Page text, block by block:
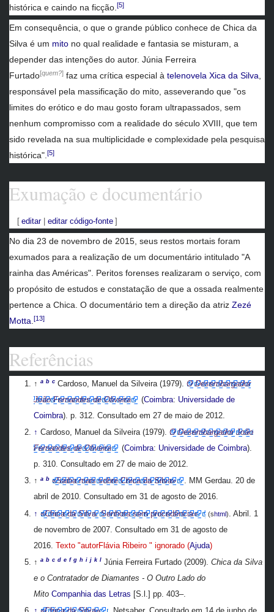
histórica e caindo na ficção. [5]
Em consequência, o que o grande público conhece de Chica da
Silva é um mitono qual realidade e fantasia se misturam, a
depender das intenções do autor. Júnia Ferreira
Furtado[quem?]faz uma crítica especial à telenovela Xica da Silva
responsável pela massificação do mito, asseverando que "os
limites do erótico e do mau gosto foram ultrapassados, sem
nenhum compromisso com a realidade do século XVIII, que tem
sido revelada na sua multiplicidade e complexidade pela pesquisa
histórica". [5]
Exumação e documentário
[ editar|editar código-fonte ]
No dia 23 de novembro de 2015, seus restos mortais foram
exumados para a realização de um documentário intitulado "A
rainha das Américas". Peritos forenses realizaram o serviço, com
o propósito de estudos e constatação de que a ossada realmente
pertence a Chica. O documentário tem a direção da atriz Zezé
Motta.[13]
Referências
↑a b c Cardoso, Manuel da Silveira (1979).O Desembargador
João Fernandes de Oliveira
(Coimbra: Universidade de
Coimbra). p. 312. Consultado em 27 de maio de 2012.
↑ Cardoso, Manuel da Silveira (1979).O Desembargador João
Fernandes de Oliveira
(Coimbra: Universidade de Coimbra).
p. 310. Consultado em 27 de maio de 2012.
↑a b «Saiba mais sobre Chica da Silva»
. MM Gerdau. 20 de
abril de 2010. Consultado em 31 de agosto de 2016.
↑ «Chica da Silva: Senhora sem procedência» (shtml)
. Abril. 1
de novembro de 2007 . Consultado em 31 de agosto de
2016 Texto "autorFlávia Ribeiro " ignorado (Ajuda)
↑a b c d e f g h i j k l Júnia Ferreira Furtado (2009).Chica da Silva
e o Contratador de Diamantes - O Outro Lado do
Mito Companhia das Letras [S.l.] pp. 403–.